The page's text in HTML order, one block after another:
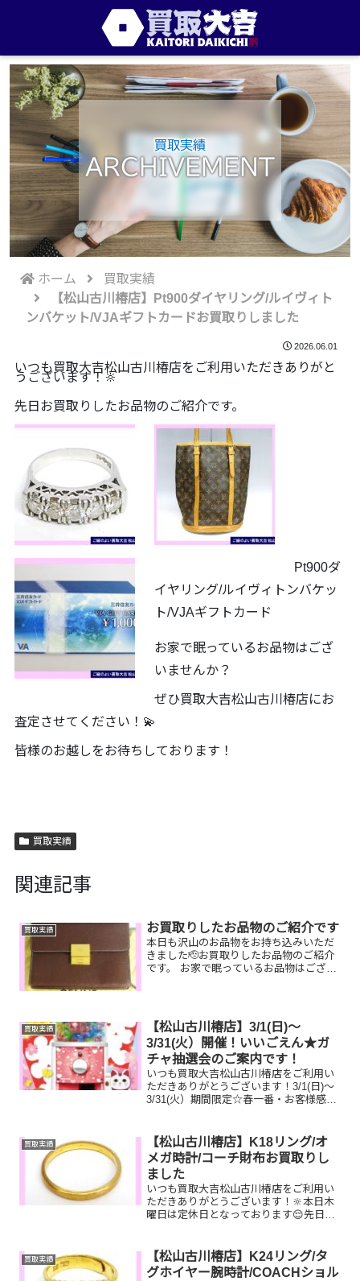
買取実績
ARCHIVEMENT
ホーム
買取実績
【松山古川椿店】Pt900ダイヤリング/ルイヴィト
ンバケット/VJAギフトカードお買取りしました
2026.06.01
いつも買取大吉松山古川椿店をご利用いただきありがと
うございます！🔆
先日お買取りしたお品物のご紹介です。
Pt900ダ
イヤリング/ルイヴィトンバケッ
ト/VJAギフトカード
お家で眠っているお品物はござ
いませんか？
ぜひ買取大吉松山古川椿店にお
査定させてください！💫
皆様のお越しをお待ちしております！
買取実績
関連記事
買取実績 お買取りしたお品物のご紹介です
本日も沢山のお品物をお持ち込みいただ
きました🫡お買取りしたお品物のご紹介
です。 お家で眠っているお品物はござい
ております♪
買取実績
【松山古川椿店】3/1(日)～
3/31(火）開催！いいごえん★ガ
チャ抽選会のご案内です！
いつも買取大吉松山古川椿店をご利用い
ただきありがとうございます！3/1(日)～
3/31(火）期間限定☆春一番・お客様感謝
11,500円以上ご成約のお客様限定でご参
加いただけ...
買取実績
【松山古川椿店】K18リング/オ
メガ時計/コーチ財布お買取りし
ました
いつも買取大吉松山古川椿店をご利用い
ただきありがとうございます！🔆本日木
曜日は定休日となっております😌先日お
財布お家で眠っているお品物はございま
せんか？ぜひ買取大...
買取実績
【松山古川椿店】K24リング/タ
グホイヤー腕時計/COACHショル